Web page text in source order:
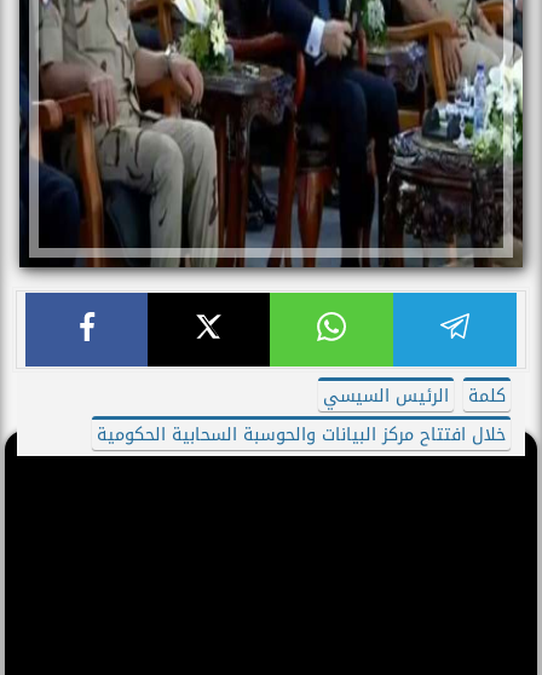
كلمة
الرئيس السيسي
خلال افتتاح مركز البيانات والحوسبة السحابية الحكومية